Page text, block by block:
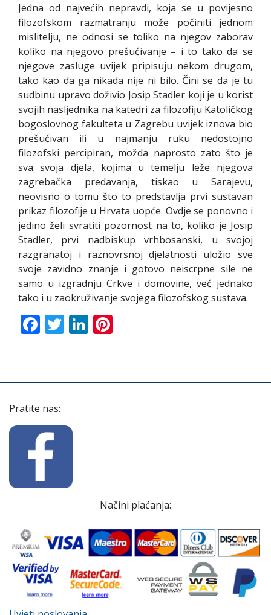
Jedna od najvećih nepravdi, koja se u povijesno
filozofskom razmatranju može počiniti jednom
mislitelju, ne odnosi se toliko na njegov zaborav
koliko na njegovo prešućivanje – i to tako da se
njegove zasluge uvijek pripisuju nekom drugom,
tako kao da ga nikada nije ni bilo. Čini se da je tu
sudbinu upravo doživio Josip Stadler koji je u korist
svojih nasljednika na katedri za filozofiju Katoličkog
bogoslovnog fakulteta u Zagrebu uvijek iznova bio
prešućivan ili u najmanju ruku nedostojno
filozofski percipiran, možda naprosto zato što je
sva svoja djela, kojima u temelju leže njegova
zagrebačka predavanja, tiskao u Sarajevu,
neovisno o tomu što to predstavlja prvi sustavan
prikaz filozofije u Hrvata uopće. Ovdje se ponovno i
jedino želi svratiti pozornost na to, koliko je Josip
Stadler, prvi nadbiskup vrhbosanski, u svojoj
razgranatoj i raznovrsnoj djelatnosti uložio sve
svoje zavidno znanje i gotovo neiscrpne sile ne
samo u izgradnju Crkve i domovine, već jednako
tako i u zaokruživanje svojega filozofskog sustava.
Facebook
TwitterLinkedIn
Pratite nas:
Načini plaćanja: